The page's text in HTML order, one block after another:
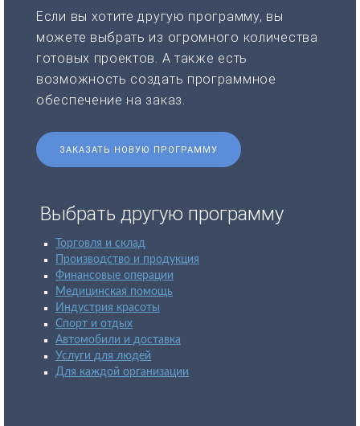
Если вы хотите другую программу, вы
можете выбрать из огромного количества
готовых проектов. А также есть
возможность создать программное
обеспечение на заказ.
ЗАКАЗАТЬ НОВУЮ ПРОГРАММУ
Выбрать другую программу
Торговля и склад
Производство и продукция
Финансовые операции
Медицинская помощь
Индустрия красоты
Спорт и отдых
Автомобили и доставка
Услуги для людей
Для каждой организации